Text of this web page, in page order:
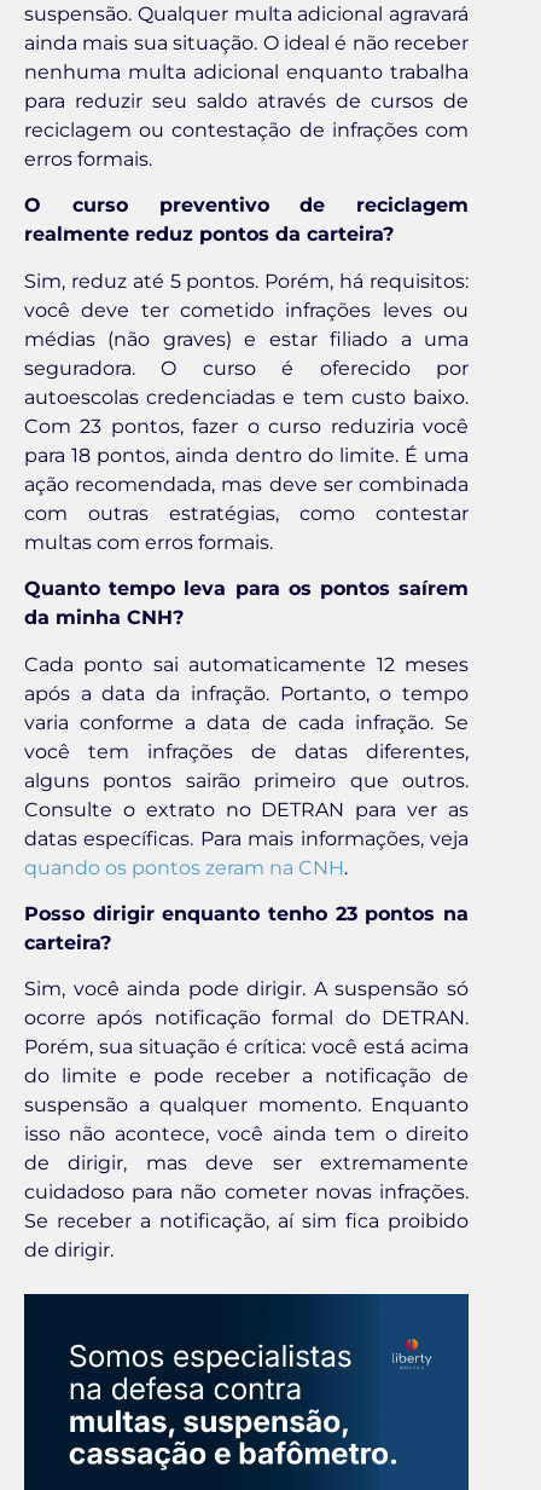
suspensão. Qualquer multa adicional agravará
ainda mais sua situação. O ideal é não receber
nenhuma multa adicional enquanto trabalha
para reduzir seu saldo através de cursos de
reciclagem ou contestação de infrações com
erros formais.
O curso preventivo de reciclagem
realmente reduz pontos da carteira?
Sim, reduz até 5 pontos. Porém, há requisitos:
você deve ter cometido infrações leves ou
médias (não graves) e estar filiado a uma
seguradora. O curso é oferecido por
autoescolas credenciadas e tem custo baixo.
Com 23 pontos, fazer o curso reduziria você
para 18 pontos, ainda dentro do limite. É uma
ação recomendada, mas deve ser combinada
com outras estratégias, como contestar
multas com erros formais.
Quanto tempo leva para os pontos saírem
da minha CNH?
Cada ponto sai automaticamente 12 meses
após a data da infração. Portanto, o tempo
varia conforme a data de cada infração. Se
você tem infrações de datas diferentes,
alguns pontos sairão primeiro que outros.
Consulte o extrato no DETRAN para ver as
datas específicas. Para mais informações, veja
quando os pontos zeram na CNH.
Posso dirigir enquanto tenho 23 pontos na
carteira?
Sim, você ainda pode dirigir. A suspensão só
ocorre após notificação formal do DETRAN.
Porém, sua situação é crítica: você está acima
do limite e pode receber a notificação de
suspensão a qualquer momento. Enquanto
isso não acontece, você ainda tem o direito
de dirigir, mas deve ser extremamente
cuidadoso para não cometer novas infrações.
Se receber a notificação, aí sim fica proibido
de dirigir.